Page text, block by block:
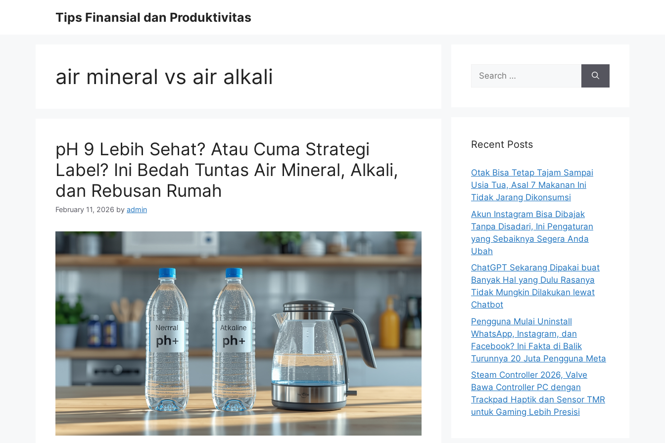
Tips Finansial dan Produktivitas
air mineral vs air alkali
pH 9 Lebih Sehat? Atau Cuma Strategi
Label? Ini Bedah Tuntas Air Mineral, Alkali,
dan Rebusan Rumah
February 11, 2026 by admin
f
r
:
Recent Posts
Otak Bisa Tetap Tajam Sampai
Usia Tua, Asal 7 Makanan Ini
Tidak Jarang Dikonsumsi
Akun Instagram Bisa Dibajak
Tanpa Disadari, Ini Pengaturan
yang Sebaiknya Segera Anda
Ubah
ChatGPT Sekarang Dipakai buat
Banyak Hal yang Dulu Rasanya
Tidak Mungkin Dilakukan lewat
Chatbot
Pengguna Mulai Uninstall
WhatsApp, Instagram, dan
Facebook? Ini Fakta di Balik
Turunnya 20 Juta Pengguna Meta
Steam Controller 2026, Valve
Bawa Controller PC dengan
Trackpad Haptik dan Sensor TMR
untuk Gaming Lebih Presisi